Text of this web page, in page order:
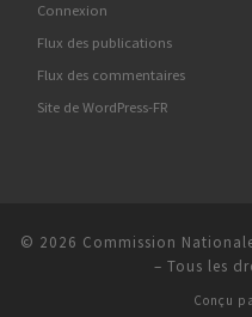
Connexion
Flux des publications
Flux des commentaires
Site de WordPress-FR
© 2026 Commission
– Tous les
Conçu